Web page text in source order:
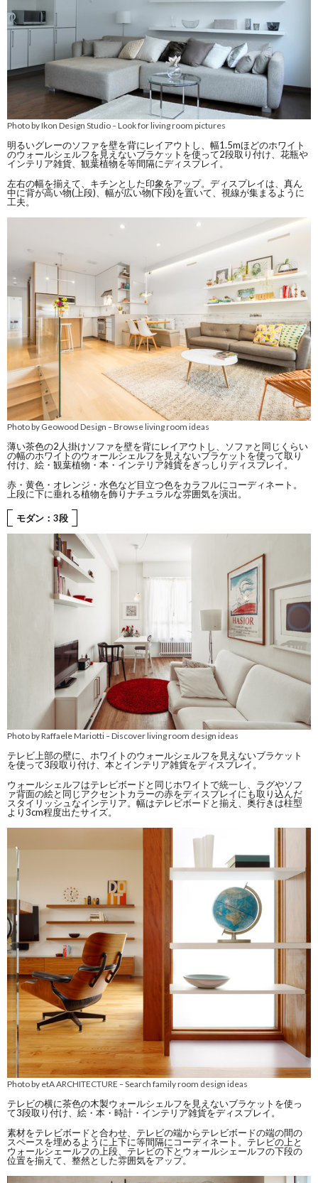
Photo by Ikon Design Studio–Look for living room pictures
明るいグレーのソファを壁を背にレイアウトし、幅1.5mほどのホワイト
のウォールシェルフを見えないブラケットを使って2段取り付け、花瓶や
インテリア雑貨、観葉植物を等間隔にディスプレイ。
左右の幅を揃えて、キチンとした印象をアップ。ディスプレイは、真ん
中に背が高い物(上段)、幅が広い物(下段)を置いて、視線が集まるように
工夫。
Photo by Geowood Design –Browse living room ideas
薄い茶色の2人掛けソファを壁を背にレイアウトし、ソファと同じくらい
の幅のホワイトのウォールシェルフを見えないブラケットを使って取り
付け、絵・観葉植物・本・インテリア雑貨をぎっしりディスプレイ。
赤・黄色・オレンジ・水色など目立つ色をカラフルにコーディネート。
上段に下に垂れる植物を飾りナチュラルな雰囲気を演出。
モダン：3段
Photo by Raffaele Mariotti–Discover living room design ideas
テレビ上部の壁に、ホワイトのウォールシェルフを見えないブラケット
を使って3段取り付け、本とインテリア雑貨をディスプレイ。
ウォールシェルフはテレビボードと同じホワイトで統一し、ラグやソフ
ァ背面の絵と同じアクセントカラーの赤をディスプレイにも取り込んだ
スタイリッシュなインテリア。幅はテレビボードと揃え、奥行きは柱型
より3cm程度出たサイズ。
Photo by etA ARCHITECTURE –Search family room design ideas
テレビの横に茶色の木製ウォールシェルフを見えないブラケットを使っ
て3段取り付け、絵・本・時計・インテリア雑貨をディスプレイ。
素材をテレビボードと合わせ、テレビの端からテレビボードの端の間の
スペースを埋めるように上下に等間隔にコーディネート。テレビの上と
ウォールシェールフの上段、テレビの下とウォールシェールフの下段の
位置を揃えて、整然とした雰囲気をアップ。